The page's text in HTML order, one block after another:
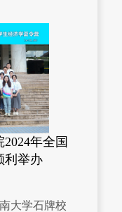
年全国
利举办
大学石牌校